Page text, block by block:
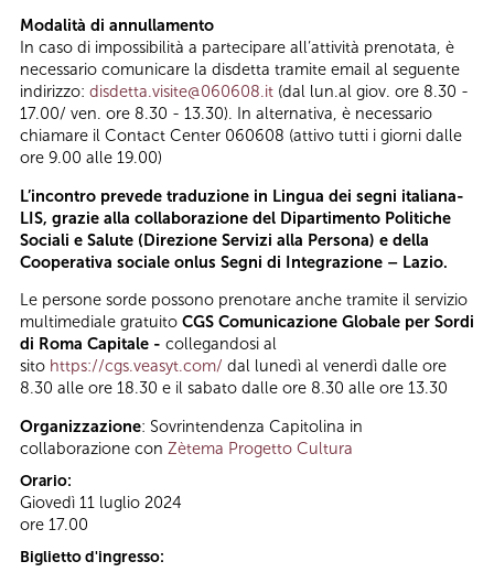
Modalità di annullamento
In caso di impossibilità a partecipare all’attività prenotata, è
necessario comunicare la disdetta tramite email al seguente
indirizzo: disdetta.visite@060608.it (dal lun.al giov. ore 8.30 -
17.00/ ven. ore 8.30 - 13.30). In alternativa, è necessario
chiamare il Contact Center 060608 (attivo tutti i giorni dalle
ore 9.00 alle 19.00)
L’incontro prevede traduzione in Lingua dei segni italiana-
LIS, grazie alla collaborazione del Dipartimento Politiche
Sociali e Salute (Direzione Servizi alla Persona) e della
Cooperativa sociale onlus Segni di Integrazione – Lazio.
Le persone sorde possono prenotare anche tramite il servizio
multimediale gratuito CGS Comunicazione Globale per Sordi
di Roma Capitale - collegandosi al
sito https://cgs.veasyt.com/ dal lunedì al venerdì dalle ore
8.30 alle ore 18.30 e il sabato dalle ore 8.30 alle ore 13.30
Organizzazione: Sovrintendenza Capitolina in
collaborazione con Zètema Progetto Cultura
Orario:
Giovedì 11 luglio 2024
ore 17.00
Biglietto d'ingresso: